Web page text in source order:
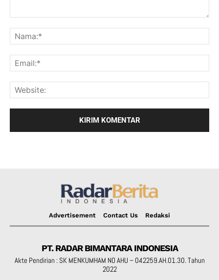
Advertisement Contact Us Redaksi
PT. RADAR BIMANTARA INDONESIA
Akte Pendirian : SK MENKUMHAM NO AHU – 042259.AH.01.30. Tahun
2022